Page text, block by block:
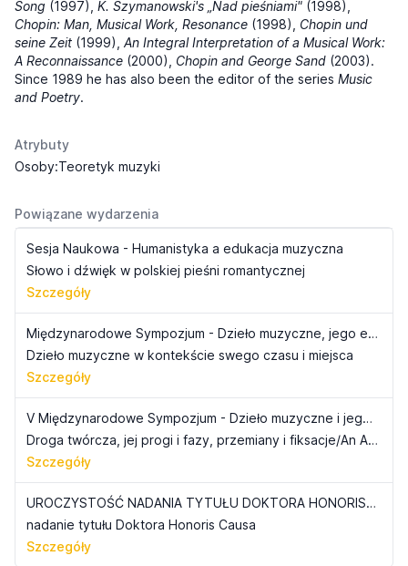
Song (1997), K. Szymanowski's „Nad pieśniami" (1998),
Chopin: Man, Musical Work, Resonance (1998), Chopin und
seine Zeit (1999), An Integral Interpretation of a Musical Work:
A Reconnaissance (2000), Chopin and George Sand (2003).
Since 1989 he has also been the editor of the series Music
and Poetry.
Atrybuty
Osoby:Teoretyk muzyki
Powiązane wydarzenia
Sesja Naukowa - Humanistyka a edukacja muzyczna
Słowo i dźwięk w polskiej pieśni romantycznej
Szczegóły
Międzynarodowe Sympozjum - Dzieło muzyczne, jego estetyka, struktura i recepcja
Dzieło muzyczne w kontekście swego czasu i miejsca
Szczegóły
V Międzynarodowe Sympozjum - Dzieło muzyczne i jego konteksty
Droga twórcza, jej progi i fazy, przemiany i fiksacje/An Artist&#8217;s Path. This Nodes and Phases, Transitions and Fixations
Szczegóły
UROCZYSTOŚĆ NADANIA TYTUŁU DOKTORA HONORIS CAUSA — PROF. MIECZYSŁAW TOMASZEWSKI
nadanie tytułu Doktora Honoris Causa
Szczegóły